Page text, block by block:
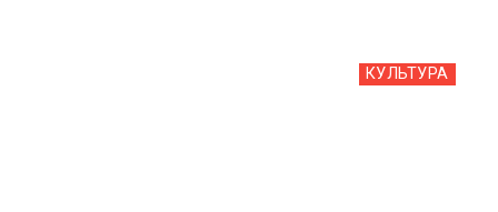
КУЛЬТУРА